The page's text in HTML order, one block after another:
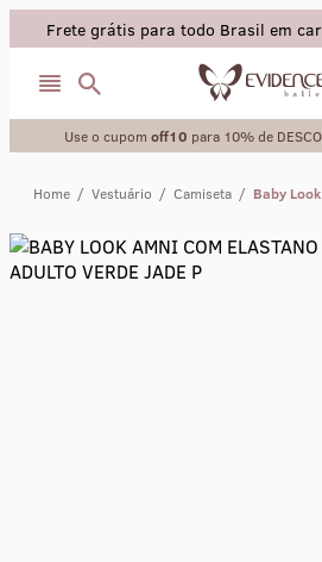
Frete grátis para todo Brasil em
Use o cupom off10 para 10% de
Home / Vestuário / Camiseta /